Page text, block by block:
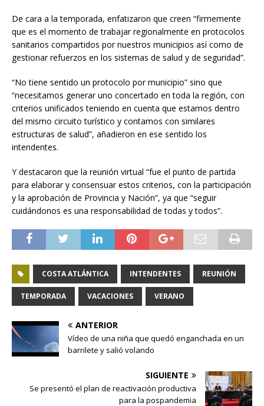
De cara a la temporada, enfatizaron que creen “firmemente
que es el momento de trabajar regionalmente en protocolos
sanitarios compartidos por nuestros municipios así como de
gestionar refuerzos en los sistemas de salud y de seguridad”.
“No tiene sentido un protocolo por municipio” sino que
“necesitamos generar uno concertado en toda la región, con
criterios unificados teniendo en cuenta que estamos dentro
del mismo circuito turístico y contamos con similares
estructuras de salud”, añadieron en ese sentido los
intendentes.
Y destacaron que la reunión virtual “fue el punto de partida
para elaborar y consensuar estos criterios, con la participación
y la aprobación de Provincia y Nación”, ya que “seguir
cuidándonos es una responsabilidad de todas y todos”.
COSTA ATLÁNTICA INTENDENTES REUNIÓN
TEMPORADA VACACIONES VERANO
ANTERIOR
Vídeo de una niña que quedó enganchada en un
barrilete y salió volando
SIGUIENTE
Se presentó el plan de reactivación productiva
para la pospandemia